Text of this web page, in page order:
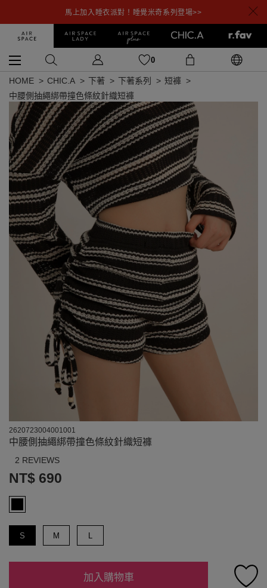
馬上加入睡衣派對！睡覺米奇系列登場>>
0
HOME CHIC.A 下著 下著系列
短褲
中腰側抽繩綁帶撞色條紋針織短褲
2620723004001001
中腰側抽繩綁帶撞色條紋針織短褲
2 REVIEWS
NT$ 690
S M L
加入購物車